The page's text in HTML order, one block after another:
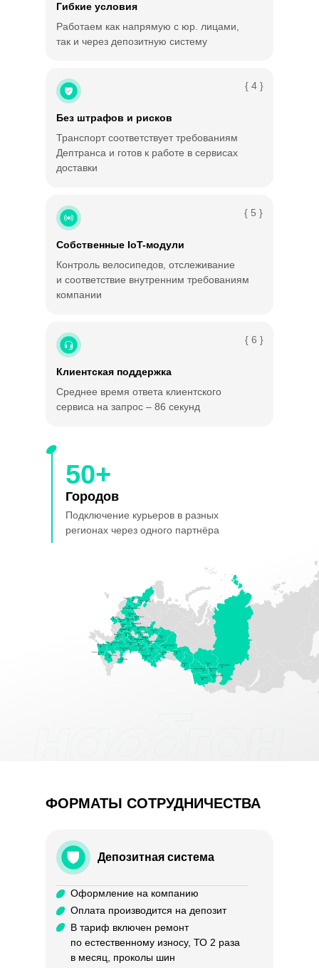
{ 4 }
Без штрафов и рисков
Транспорт соответствует требованиям
Дептранса и готов к работе в сервисах
доставки
{ 5 }
Собственные IoT-модули
Контроль велосипедов, отслеживание
и соответствие внутренним требованиям
компании
{ 6 }
Клиентская поддержка
Среднее время ответа клиентского
сервиса на запрос – 86 секунд
Гибкие условия
Работаем как напрямую с юр. лицами,
так и через депозитную систему
50+
Городов
Подключение курьеров в разных
регионах через одного партнёра
ФОРМАТЫ СОТРУДНИЧЕСТВА
Оформление на компанию
Оплата производится на депозит
В тариф включен ремонт
по естественному износу, ТО 2 раза
в месяц, проколы шин
Депозитная система